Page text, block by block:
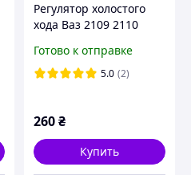
Регулятор холостого
хода Ваз 2109 2110
1102 1103 Славута Сенс
Sens метал наконечник
Готово к отправке
5.0 (2)
260₴
Купить